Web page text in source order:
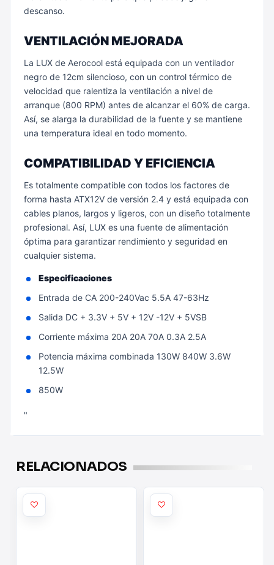
descanso.
VENTILACIÓN MEJORADA
La LUX de Aerocool está equipada con un ventilador
negro de 12cm silencioso, con un control térmico de
velocidad que ralentiza la ventilación a nivel de
arranque (800 RPM) antes de alcanzar el 60% de carga.
Así, se alarga la durabilidad de la fuente y se mantiene
una temperatura ideal en todo momento.
COMPATIBILIDAD Y EFICIENCIA
Es totalmente compatible con todos los factores de
forma hasta ATX12V de versión 2.4 y está equipada con
cables planos, largos y ligeros, con un diseño totalmente
profesional. Así, LUX es una fuente de alimentación
óptima para garantizar rendimiento y seguridad en
cualquier sistema.
Especificaciones
Entrada de CA 200-240Vac 5.5A 47-63Hz
Salida DC + 3.3V + 5V + 12V -12V + 5VSB
Corriente máxima 20A 20A 70A 0.3A 2.5A
Potencia máxima combinada 130W 840W 3.6W
12.5W
850W
"
RELACIONADOS